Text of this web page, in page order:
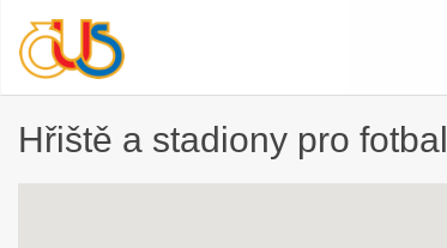
Hřiště a stadiony pro fotbal